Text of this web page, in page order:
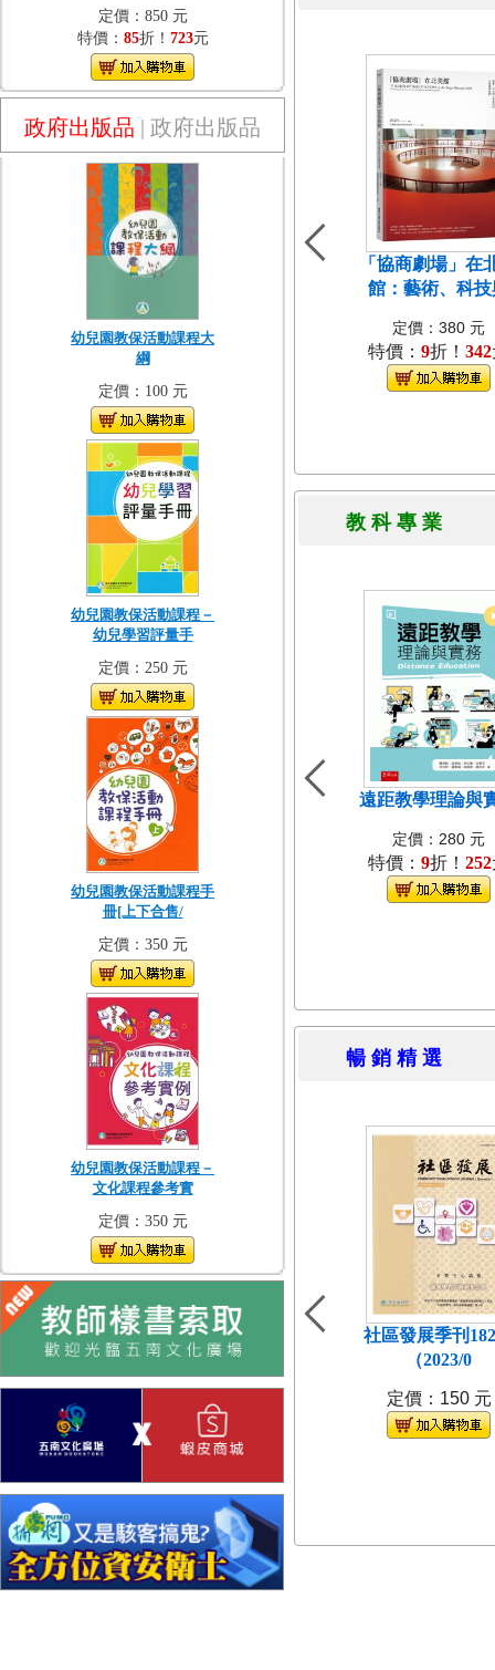
定價：850 元
特價： 85折！ 723元
政府出版品 | 政府出版品
幼兒園教保活動課程大
綱
定價：100 元
幼兒園教保活動課程－
幼兒學習評量手
定價：250 元
幼兒園教保活動課程手
冊[上下合售/
定價：350 元
幼兒園教保活動課程－
文化課程參考實
定價：350 元
「協商劇場」在
館：藝術、科技
定價：380 元
特價： 9折！ 342
教 科 專
遠距教學理論與
定價：280 元
特價： 9折！ 252
暢 銷 精
社區發展季刊
（2023/0
定價：150 元